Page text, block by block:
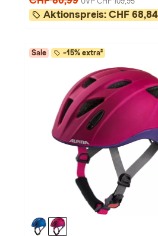
Aktionspreis: CHF 68,84
Sale -15% extra²